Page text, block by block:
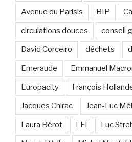
Avenue du Parisis BIP
circulations douces conseil
David Corceiro déchets
Emeraude Emmanuel
Europacity François
Jacques Chirac Jean-Luc
Laura Bérot LFI Luc